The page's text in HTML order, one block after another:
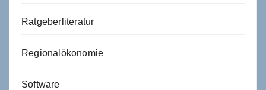
Ratgeberliteratur
Regionalökonomie
Software